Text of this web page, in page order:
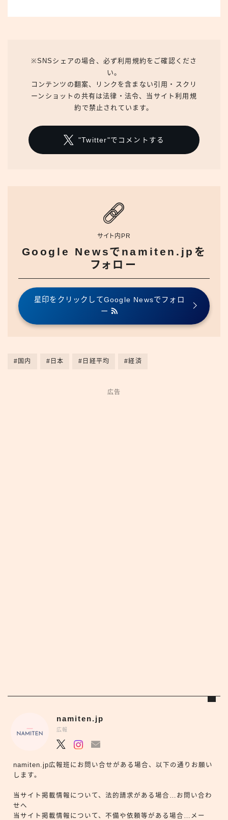
※SNSシェアの場合、必ず利用規約をご確認くださ
い。
コンテンツの翻案、リンクを含まない引用・スクリ
ーンショットの共有は法律・法令、当サイト利用規
約で禁止されています。
"Twitter"でコメントする
サイト内PR
Google Newsでnamiten.jpを
フォロー
星印をクリックしてGoogle Newsでフォロ
ー
#国内 #日本 #日経平均 #経済
広告
namiten.jp
広報
namiten.jp広報班にお問い合せがある場合、以下の通りお願い
します。
当サイト掲載情報について、法的請求がある場合…お問い合わ
せへ
当サイト掲載情報について、不備や依頼等がある場合…メー